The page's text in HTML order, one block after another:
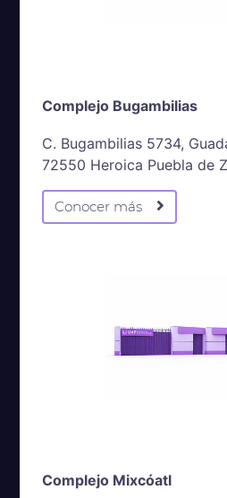
Complejo Bugambilias
C. Bugambilias 5734,
72550 Heroica Puebla de
Conocer más
Complejo Mixcóatl